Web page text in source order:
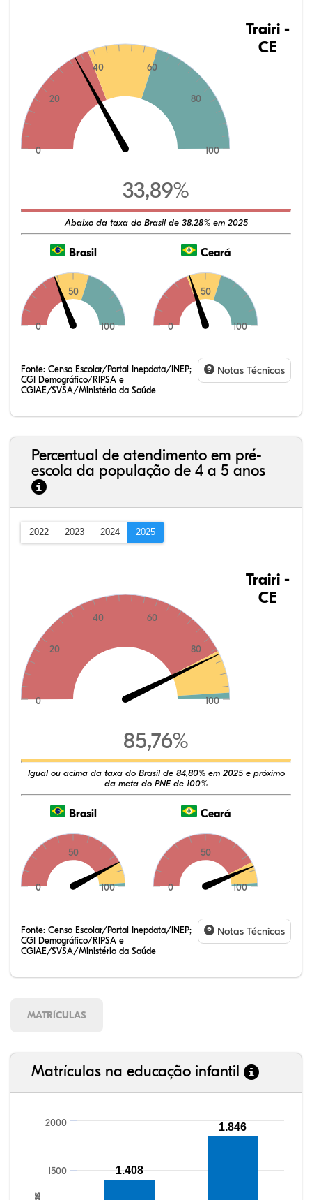
0
20
40 60
80
100
Trairi -
CE
33,89%
Abaixo da taxa do Brasil de 38,28% em 2025
Brasil
0
50
100
Ceará
0
50
100
Fonte: Censo Escolar/Portal Inepdata/INEP;
CGI Demográfico/RIPSA e
CGIAE/SVSA/Ministério da Saúde
Notas Técnicas
Percentual de atendimento em pré-
escola da população de 4 a 5 anos
2022 2023 2024 2025
0
20
40 60
80
100
Trairi -
CE
85,76%
Igual ou acima da taxa do Brasil de 84,80% em 2025 e próximo
da meta do PNE de 100%
Brasil
0
50
100
Ceará
0
50
100
Fonte: Censo Escolar/Portal Inepdata/INEP;
CGI Demográfico/RIPSA e
CGIAE/SVSA/Ministério da Saúde
Notas Técnicas
MATRÍCULAS
Matrículas na educação infantil
1500
2000
1.408
1.846